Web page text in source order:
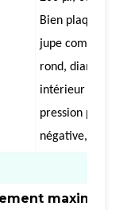
Bien plaque
jupe complète
rond, diamètre
intérieur 3,3
pression
négative,
maximale :